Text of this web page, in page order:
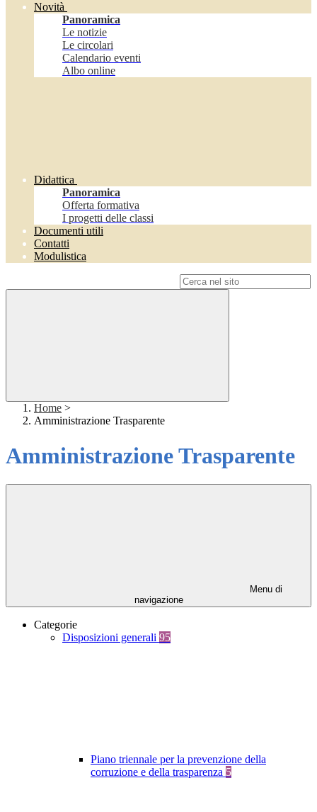
Novità
Panoramica
Le notizie
Le circolari
Calendario eventi
Albo online
Didattica
Panoramica
Offerta formativa
I progetti delle classi
Documenti utili
Contatti
Modulistica
Home >
Amministrazione Trasparente
Amministrazione Trasparente
Menu di
navigazione
Categorie
Disposizioni generali 95
Piano triennale per la prevenzione della
corruzione e della trasparenza 5